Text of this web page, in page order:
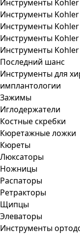
Инструменты
Инструменты
Инструменты
Инструменты
Инструменты Kohler
Последний шанс
Инструменты для
имплантологии
Зажимы
Иглодержатели
Костные скребки
Кюретажные ложки
Кюреты
Люксаторы
Ножницы
Распаторы
Ретракторы
Щипцы
Элеваторы
Инструменты